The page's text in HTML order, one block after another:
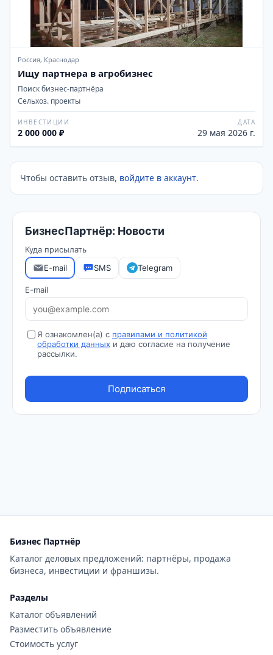
Россия, Краснодар
Ищу партнера в агробизнес
Поиск бизнес-партнёра
Сельхоз. проекты
ИНВЕСТИЦИИ
2 000 000 ₽
ДАТА
29 мая 2026 г.
Чтобы оставить отзыв, войдите в аккаунт.
Бизнес Партнёр
Каталог деловых предложений: партнёры, продажа
бизнеса, инвестиции и франшизы.
Разделы
Каталог объявлений
Разместить объявление
Стоимость услуг